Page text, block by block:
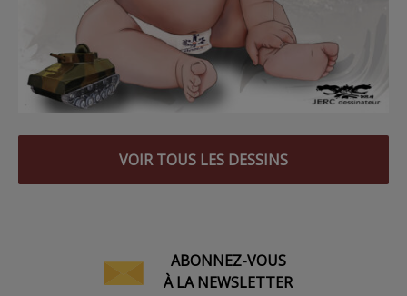
VOIR TOUS LES DESSINS
ABONNEZ-VOUS
À LA NEWSLETTER